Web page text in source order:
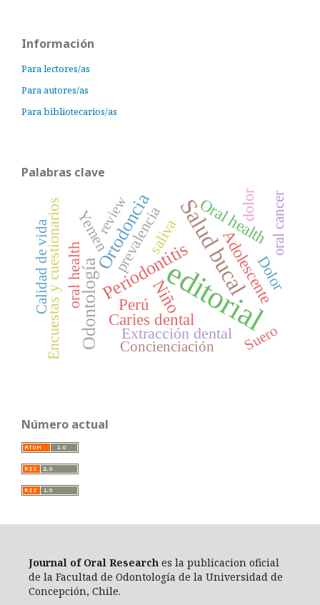
Información
Para lectores/as
Para autores/as
Para bibliotecarios/as
Palabras clave
editorial
Salud bucal
Ortodoncia
Periodontitis
Odontología Niño
Caries dental
Perú
Oral health
Adolescente
saliva
Yemen
oral health
Encuestas y cuestionarios Extracción dental
prevalencia Dolor
dolor
Calidad de vida
Concienciación
review
Suero
oral cancer
Número actual
Journal of Oral Research es la publicacion oficial
de la Facultad de Odontología de la Universidad de
Concepción, Chile.